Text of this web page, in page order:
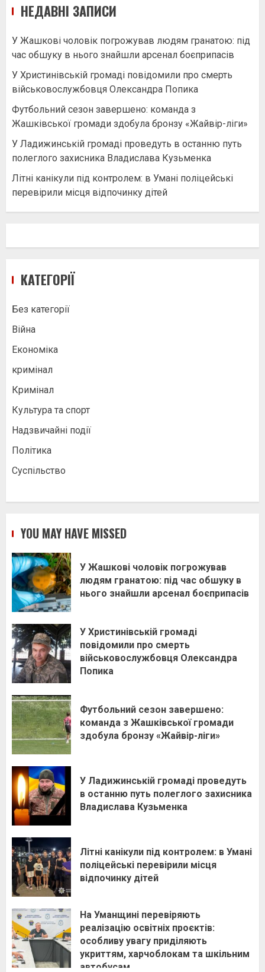
НЕДАВНІ ЗАПИСИ
У Жашкові чоловік погрожував людям гранатою: під
час обшуку в нього знайшли арсенал боєприпасів
У Христинівській громаді повідомили про смерть
військовослужбовця Олександра Попика
Футбольний сезон завершено: команда з
Жашківської громади здобула бронзу «Жайвір-ліги»
У Ладижинській громаді проведуть в останню путь
полеглого захисника Владислава Кузьменка
Літні канікули під контролем: в Умані поліцейські
перевірили місця відпочинку дітей
КАТЕГОРІЇ
Без категорії
Війна
Економіка
кримінал
Кримінал
Культура та спорт
Надзвичайні події
Політика
Суспільство
YOU MAY HAVE MISSED
У Жашкові чоловік погрожував
людям гранатою: під час обшуку в
нього знайшли арсенал боєприпасів
У Христинівській громаді
повідомили про смерть
військовослужбовця Олександра
Попика
Футбольний сезон завершено:
команда з Жашківської громади
здобула бронзу «Жайвір-ліги»
У Ладижинській громаді проведуть
в останню путь полеглого захисника
Владислава Кузьменка
Літні канікули під контролем: в Умані
поліцейські перевірили місця
відпочинку дітей
На Уманщині перевіряють
реалізацію освітніх проєктів:
особливу увагу приділяють
укриттям, харчоблокам та шкільним
автобусам